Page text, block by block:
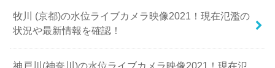
牧川 (京都)の水位ライブカメラ映像2021！現在氾濫の
状況や最新情報を確認！
神戸川(神奈川)の水位ライブカメラ映像2021！現在氾